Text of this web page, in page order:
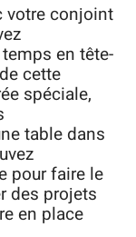
votre conjoint
en tête-
cette
spéciale,
table dans
pour faire le
des projets
en place